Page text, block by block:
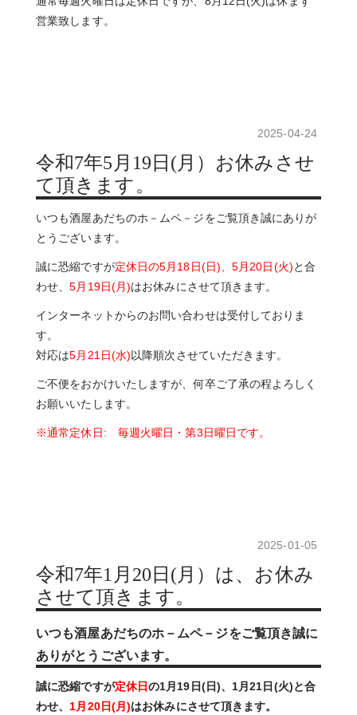
営業致します。
2025-04-24
令和7年5月19日(月）お休みさせ
て頂きます。
いつも酒屋あだちのホ－ムペ－ジをご覧頂き誠にありが
とうございます。
誠に恐縮ですが定休日の5月18日(日)、5月20日(火)と合
わせ、5月19日(月)はお休みにさせて頂きます。
インターネットからのお問い合わせは受付しておりま
す。
対応は5月21 日(水)以降順次させていただきます。
ご不便をおかけいたしますが、何卒ご了承の程よろしく
お願いいたします。
※通常定休日: 毎週火曜日・第3日曜日です。
2025-01-05
令和7年1月20日(月）は、お休み
させて頂きます。
いつも酒屋あだちのホ－ムペ－ジをご覧頂き誠に
ありがとうございます。
誠に恐縮ですが定休日の1月19日(日)、1月21日(火)と合
わせ、 1月20日(月)はお休みにさせて頂きます。